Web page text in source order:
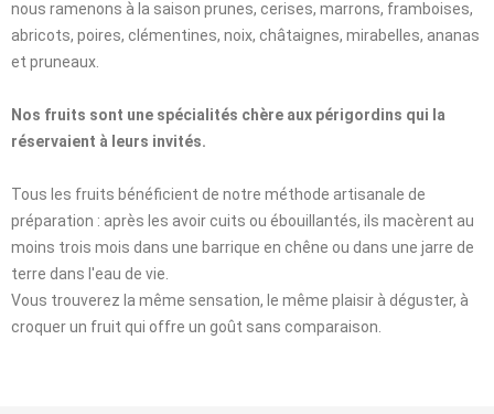
nous ramenons à la saison prunes, cerises, marrons, framboises,
abricots, poires, clémentines, noix, châtaignes, mirabelles, ananas
et pruneaux.
Nos fruits sont une spécialités chère aux périgordins qui la
réservaient à leurs invités.
Tous les fruits bénéficient de notre méthode artisanale de
préparation : après les avoir cuits ou ébouillantés, ils macèrent au
moins trois mois dans une barrique en chêne ou dans une jarre de
terre dans l'eau de vie.
Vous trouverez la même sensation, le même plaisir à déguster, à
croquer un fruit qui offre un goût sans comparaison.